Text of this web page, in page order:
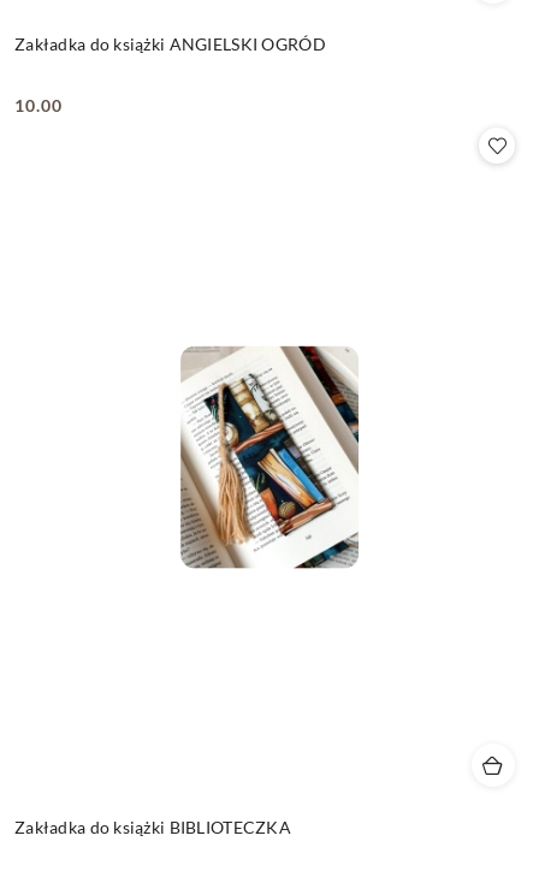
Zakładka do książki ANGIELSKI OGRÓD
Cena:
10.00
Zakładka do książki BIBLIOTECZKA